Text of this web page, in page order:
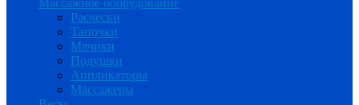
Массажное оборудование
Расчески
Тапочки
Мячики
Подушки
Аппликаторы
Массажеры